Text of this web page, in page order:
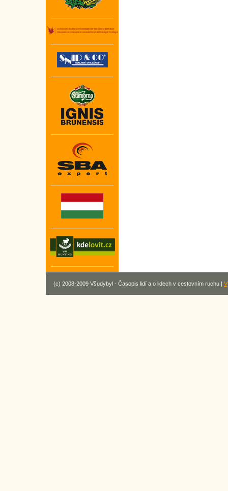
(c) 2008-2009 Všudybyl - Časopis lidí a o lidech v cestovním ruchu |